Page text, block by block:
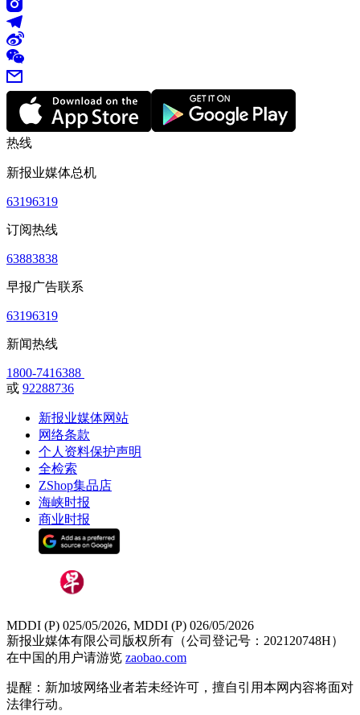
热线
新报业媒体总机
63196319
订阅热线
63883838
早报广告联系
63196319
新闻热线
1800-7416388
或 92288736
新报业媒体网站
网络条款
个人资料保护声明
全检索
ZShop集品店
海峡时报
商业时报
MDDI (P) 025/05/2026, MDDI (P) 026/05/2026
新报业媒体有限公司版权所有（公司登记号：202120748H）
在中国的用户请游览 zaobao.com
提醒：新加坡网络业者若未经许可，擅自引用本网内容将面对
法律行动。